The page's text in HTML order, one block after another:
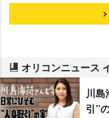
オリコンニュース
川島
引”